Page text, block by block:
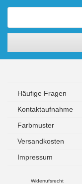
Häufige Fragen
Kontaktaufnahme
Farbmuster
Versandkosten
Impressum
Widerrufsrecht